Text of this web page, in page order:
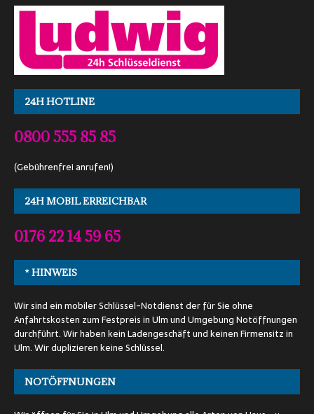
24H HOTLINE
0800 555 85 85
(Gebührenfrei anrufen!)
24H MOBIL ERREICHBAR
0176 22 14 59 65
* HINWEIS
Wir sind ein mobiler Schlüssel-Notdienst der für Sie ohne
Anfahrtskosten zum Festpreis in Ulm und Umgebung Notöffnungen
durchführt. Wir haben kein Ladengeschäft und keinen Firmensitz in
Ulm. Wir duplizieren keine Schlüssel.
NOTÖFFNUNGEN